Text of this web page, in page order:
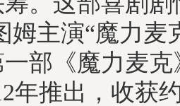
姆主演“魔力麦
部《魔力麦克
年推出，收获